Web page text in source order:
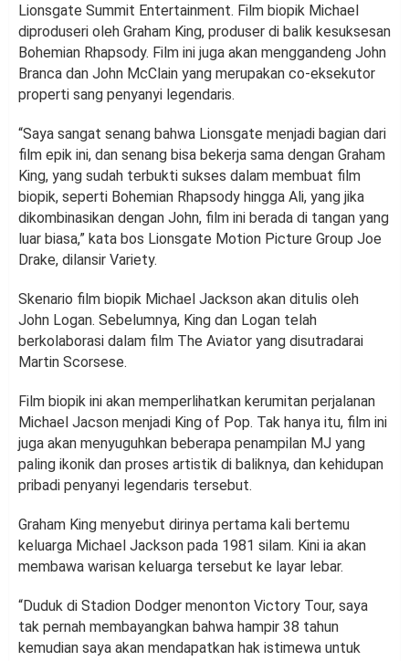
Lionsgate Summit Entertainment. Film biopik Michael
diproduseri oleh Graham King, produser di balik kesuksesan
Bohemian Rhapsody. Film ini juga akan menggandeng John
Branca dan John McClain yang merupakan co-eksekutor
properti sang penyanyi legendaris.
“Saya sangat senang bahwa Lionsgate menjadi bagian dari
film epik ini, dan senang bisa bekerja sama dengan Graham
King, yang sudah terbukti sukses dalam membuat film
biopik, seperti Bohemian Rhapsody hingga Ali, yang jika
dikombinasikan dengan John, film ini berada di tangan yang
luar biasa,” kata bos Lionsgate Motion Picture Group Joe
Drake, dilansir Variety.
Skenario film biopik Michael Jackson akan ditulis oleh
John Logan. Sebelumnya, King dan Logan telah
berkolaborasi dalam film The Aviator yang disutradarai
Martin Scorsese.
Film biopik ini akan memperlihatkan kerumitan perjalanan
Michael Jacson menjadi King of Pop. Tak hanya itu, film ini
juga akan menyuguhkan beberapa penampilan MJ yang
paling ikonik dan proses artistik di baliknya, dan kehidupan
pribadi penyanyi legendaris tersebut.
Graham King menyebut dirinya pertama kali bertemu
keluarga Michael Jackson pada 1981 silam. Kini ia akan
membawa warisan keluarga tersebut ke layar lebar.
“Duduk di Stadion Dodger menonton Victory Tour, saya
tak pernah membayangkan bahwa hampir 38 tahun
kemudian saya akan mendapatkan hak istimewa untuk